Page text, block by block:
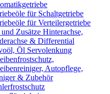
für Schaltgetriebe
für Verteilergetriebe
Zusätze Hinterachse,
& Differential
Öl Servolenkung
Autopflege,
& Zubehör